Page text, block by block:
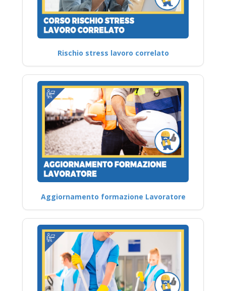
Rischio stress lavoro correlato
Aggiornamento formazione Lavoratore